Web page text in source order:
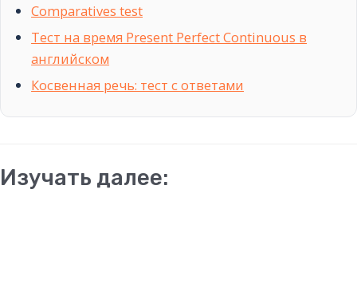
Comparatives test
Тест на время Present Perfect Continuous в
английском
Косвенная речь: тест с ответами
Изучать далее: